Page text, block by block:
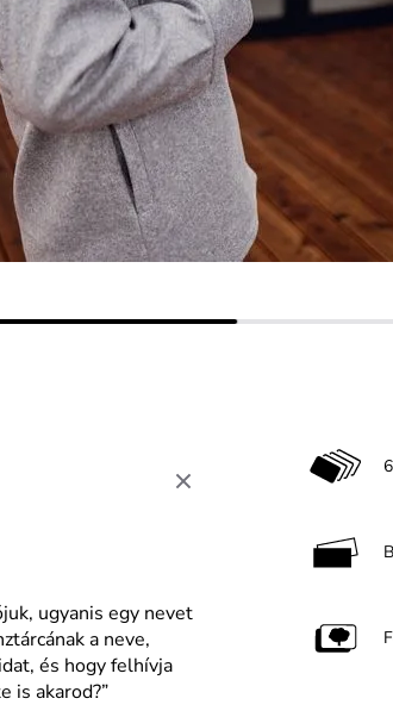
ugyanis egy nevet
a neve,
és hogy felhívja
is akarod?”